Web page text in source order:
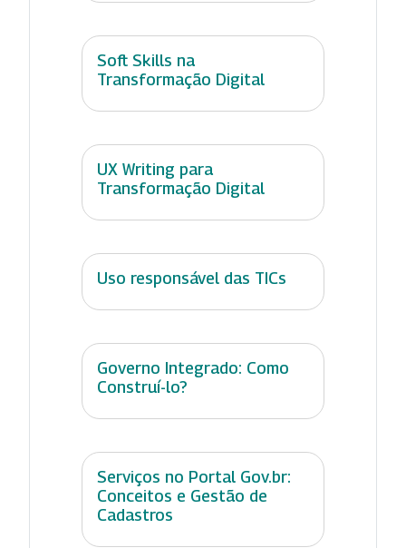
Soft Skills na
Transformação Digital
UX Writing para
Transformação Digital
Uso responsável das TICs
Governo Integrado: Como
Construí-lo?
Serviços no Portal Gov.br:
Conceitos e Gestão de
Cadastros